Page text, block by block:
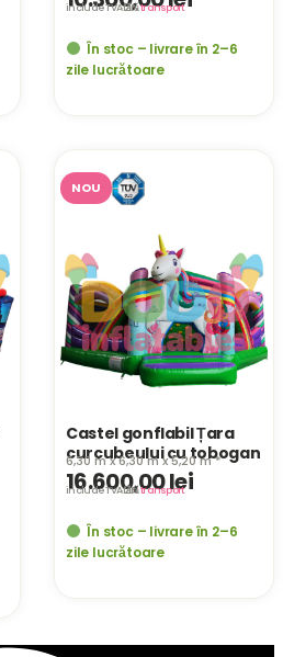
include TVA 21%
· fărătransport
În stoc – livrare în 2–6
zile lucrătoare
NOU
Castel gonflabil Țara
curcubeului cu tobogan
6,30 m x 6,30 m x 5,20 m *
16.600,00lei
include TVA 21%
· fărătransport
În stoc – livrare în 2–6
zile lucrătoare